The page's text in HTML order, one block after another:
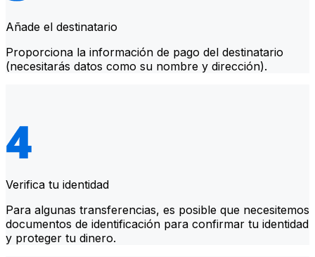
Añade el destinatario
Proporciona la información de pago del destinatario
(necesitarás datos como su nombre y dirección).
Verifica tu identidad
Para algunas transferencias, es posible que necesitemos
documentos de identificación para confirmar tu identidad
y proteger tu dinero.